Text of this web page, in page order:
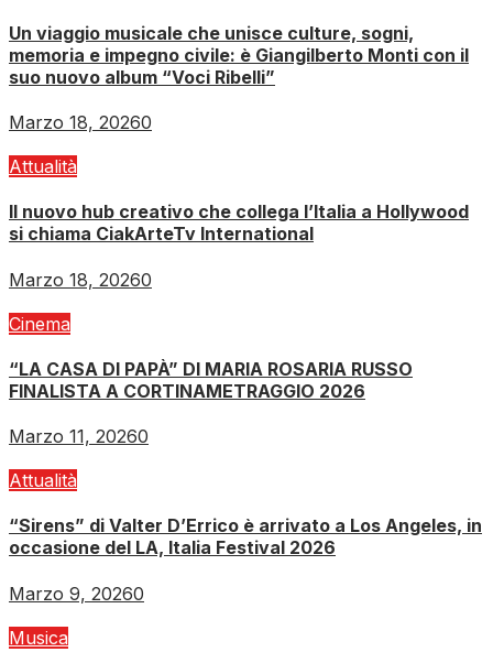
Un viaggio musicale che unisce culture, sogni,
memoria e impegno civile: è Giangilberto Monti con il
suo nuovo album “Voci Ribelli”
Marzo 18, 20260
Attualità
Il nuovo hub creativo che collega l’Italia a Hollywood
si chiama CiakArteTv International
Marzo 18, 20260
Cinema
“LA CASA DI PAPÀ” DI MARIA ROSARIA RUSSO
FINALISTA A CORTINAMETRAGGIO 2026
Marzo 11, 20260
Attualità
“Sirens” di Valter D’Errico è arrivato a Los Angeles, in
occasione del LA, Italia Festival 2026
Marzo 9, 20260
Musica